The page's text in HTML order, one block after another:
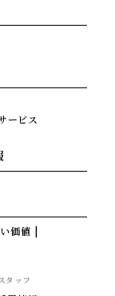
ービス
価値
タッフ